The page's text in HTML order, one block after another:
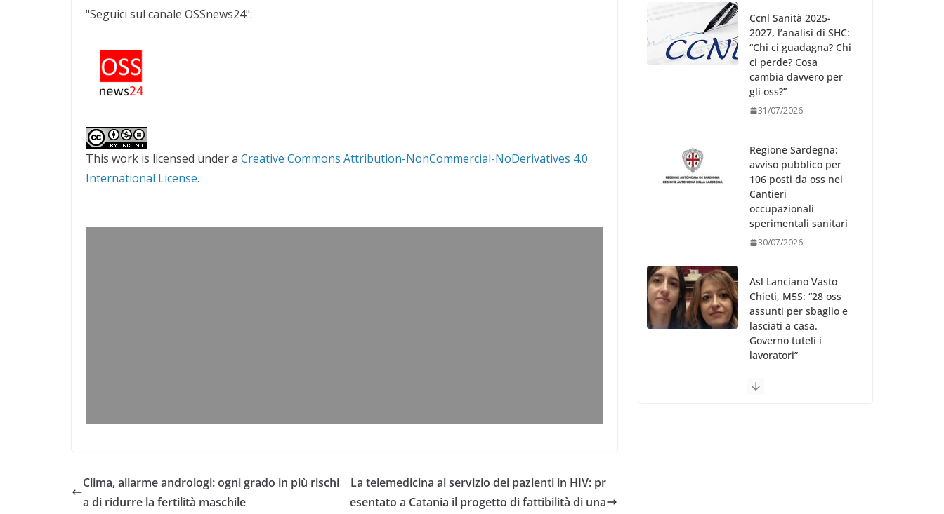
"Seguici sul canale OSSnews24":
This work is licensed under a Creative Commons Attribution-NonCommercial-NoDerivatives 4.0
International License.
Clima, allarme andrologi: ogni grado in più rischi
a di ridurre la fertilità maschile
La telemedicina al servizio dei pazienti in HIV: pr
esentato a Catania il progetto di fattibilità di una
Ccnl Sanità 2025-
2027, l’analisi di SHC:
“Chi ci guadagna? Chi
ci perde? Cosa
cambia davvero per
gli oss?”
31/07/2026
Regione Sardegna:
avviso pubblico per
106 posti da oss nei
Cantieri
occupazionali
sperimentali sanitari
30/07/2026
Asl Lanciano Vasto
Chieti, M5S: “28 oss
assunti per sbaglio e
lasciati a casa.
Governo tuteli i
lavoratori”